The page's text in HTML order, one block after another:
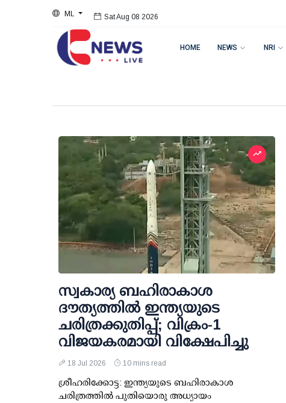
ML Sat Aug 08 2026
HOME NEWS NRI
സ്വകാര്യ ബഹിരാകാശ
ദൗത്യത്തിൽ ഇന്ത്യയുടെ
ചരിത്രക്കുതിപ്പ്; വിക്രം-1
വിജയകരമായി വിക്ഷേപിച്ചു
18 Jul 2026 10 mins read
ശ്രീഹരിക്കോട്ട: ഇന്ത്യയുടെ ബഹിരാകാശ
ചരിത്രത്തിൽ പുതിയൊരു അധ്യായം